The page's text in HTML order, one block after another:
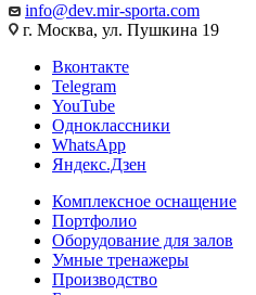
info@dev.mir-sporta.com
г. Москва, ул. Пушкина 19
Вконтакте
Telegram
YouTube
Одноклассники
WhatsApp
Яндекс.Дзен
Комплексное оснащение
Портфолио
Оборудование для залов
Умные тренажеры
Производство